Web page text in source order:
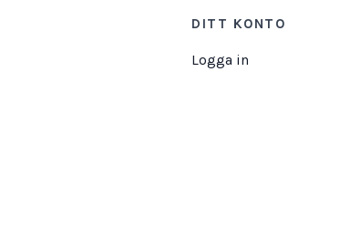
DITT KONTO
Logga in